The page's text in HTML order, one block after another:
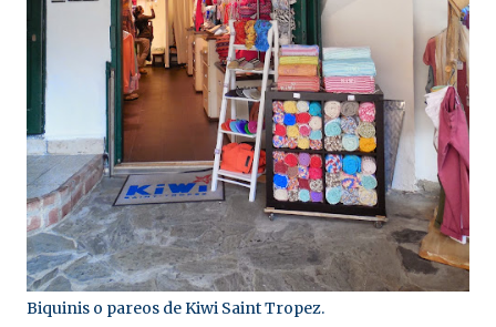
Biquinis o pareos de Kiwi Saint Tropez.